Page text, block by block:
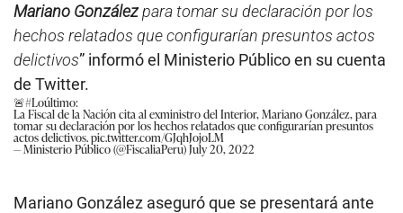
Mariano Gonzálezpara tomar su declaración por los
hechos relatados que configurarían presuntos actos
delictivos” informó el Ministerio Público en su cuenta
de Twitter.
🚨#Loúltimo:
La Fiscal de la Nación cita al exministro del Interior, Mariano González, para
tomar su declaración por los hechos relatados que configurarían presuntos
actos delictivos.pic.twitter.com/GJqhJojoLM
— Ministerio Público (@FiscaliaPeru)July 20, 2022
Mariano González aseguró que se presentará ante